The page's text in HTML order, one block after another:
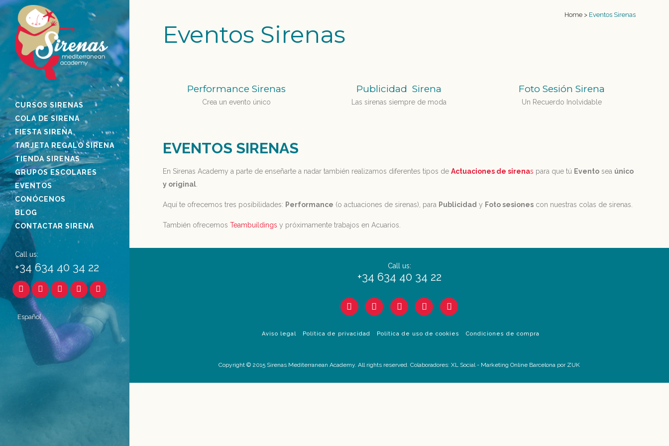
CURSOS SIRENAS
COLA DE SIRENA
FIESTA SIRENA
TARJETA REGALO SIRENA
TIENDA SIRENAS
GRUPOS ESCOLARES
EVENTOS
CONÓCENOS
BLOG
CONTACTAR SIRENA
Call us:
+34 634 40 34 22
Español
Eventos Sirenas
Home > Eventos Sirenas
Performance Sirenas
Crea un evento único
Publicidad Sirena
Las sirenas siempre de moda
Foto Sesión Sirena
Un Recuerdo Inolvidable
EVENTOS SIRENAS
En Sirenas Academy a parte de enseñarte a nadar también realizamos diferentes tipos de Actuaciones de sirenas para que tú Evento sea único
y original
Aquí te ofrecemos tres posibilidades: Performance (o actuaciones de sirenas), para Publicidad y Foto sesiones con nuestras colas de sirenas.
También ofrecemos Teambuildings y próximamente trabajos en Acuarios.
Call us:
+34 634 40 34 22
Aviso legal Política de privacidad Política de uso de cookies Condiciones de compra
Copyright © 2015 Sirenas Mediterranean Academy. All rights reserved. Colaboradores: XL Social- Marketing Online Barcelona por ZUK